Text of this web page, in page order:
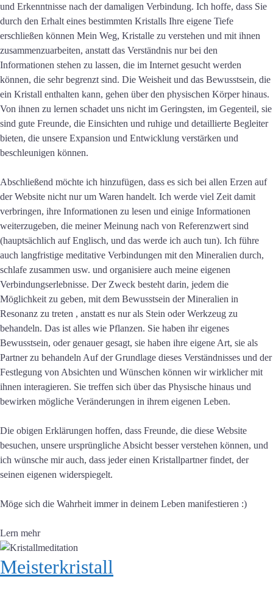
und Erkenntnisse nach der damaligen Verbindung. Ich hoffe, dass Sie
durch den Erhalt eines bestimmten Kristalls Ihre eigene Tiefe
erschließen können Mein Weg, Kristalle zu verstehen und mit ihnen
zusammenzuarbeiten, anstatt das Verständnis nur bei den
Informationen stehen zu lassen, die im Internet gesucht werden
können, die sehr begrenzt sind. Die Weisheit und das Bewusstsein, die
ein Kristall enthalten kann, gehen über den physischen Körper hinaus.
Von ihnen zu lernen schadet uns nicht im Geringsten, im Gegenteil, sie
sind gute Freunde, die Einsichten und ruhige und detaillierte Begleiter
bieten, die unsere Expansion und Entwicklung verstärken und
beschleunigen können.
Abschließend möchte ich hinzufügen, dass es sich bei allen Erzen auf
der Website nicht nur um Waren handelt. Ich werde viel Zeit damit
verbringen, ihre Informationen zu lesen und einige Informationen
weiterzugeben, die meiner Meinung nach von Referenzwert sind
(hauptsächlich auf Englisch, und das werde ich auch tun). Ich führe
auch langfristige meditative Verbindungen mit den Mineralien durch,
schlafe zusammen usw. und organisiere auch meine eigenen
Verbindungserlebnisse. Der Zweck besteht darin, jedem die
Möglichkeit zu geben, mit dem Bewusstsein der Mineralien in
Resonanz zu treten , anstatt es nur als Stein oder Werkzeug zu
behandeln. Das ist alles wie Pflanzen. Sie haben ihr eigenes
Bewusstsein, oder genauer gesagt, sie haben ihre eigene Art, sie als
Partner zu behandeln Auf der Grundlage dieses Verständnisses und der
Festlegung von Absichten und Wünschen können wir wirklicher mit
ihnen interagieren. Sie treffen sich über das Physische hinaus und
bewirken mögliche Veränderungen in ihrem eigenen Leben.
Die obigen Erklärungen hoffen, dass Freunde, die diese Website
besuchen, unsere ursprüngliche Absicht besser verstehen können, und
ich wünsche mir auch, dass jeder einen Kristallpartner findet, der
seinen eigenen widerspiegelt.
Möge sich die Wahrheit immer in deinem Leben manifestieren :)
Lern mehr
Meisterkristall